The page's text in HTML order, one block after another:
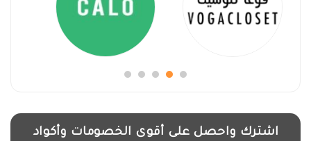
اشترك واحصل على أقوى الخصومات وأكواد